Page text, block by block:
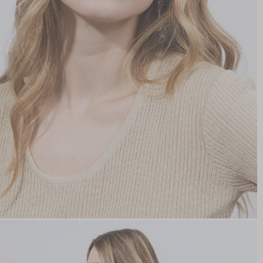
promotion) en 2 jours* et offerteà domicile
dès 99€*